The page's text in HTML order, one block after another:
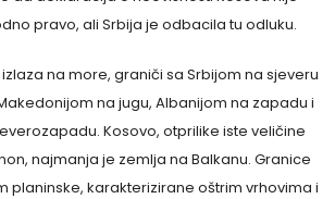
pravo, ali Srbija je odbacila tu odluku.
na more, graniči sa Srbijom na sjeveru
na jugu, Albanijom na zapadu i
Kosovo, otprilike iste veličine
najmanja je zemlja na Balkanu. Granice
planinske, karakterizirane oštrim vrhovima i